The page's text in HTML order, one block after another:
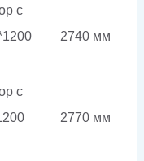
с
2740 мм
с
2770 мм